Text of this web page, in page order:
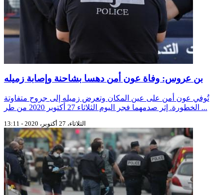
بن عروس: وفاة عون أمن دهسا بشاحنة وإصابة زميله
تُوفي عون أمن على عين المكان وتعرض زميله إلى جروح متفاوتة
الخطورة. إثر صدمهما فجر اليوم الثلاثاء 27 أكتوبر 2020 من طر ...
الثلاثاء، 27 أكتوبر، 2020 - 13:11